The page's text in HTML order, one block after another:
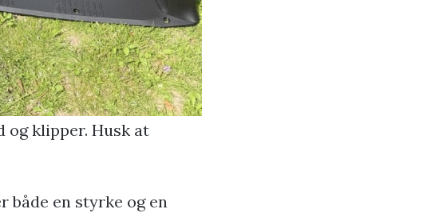
og klipper. Husk at
både en styrke og en